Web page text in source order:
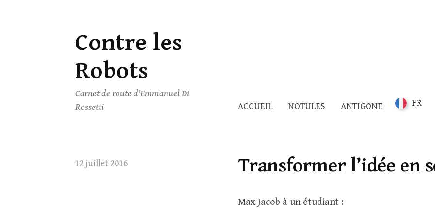
Skip
to
content
Contre les
Robots
Carnet de route d'Emmanuel Di
Rossetti
ACCUEIL NOTULES ANTIGONE FR
12 juillet 2016 Transformer l’idée en
Max Jacob à un étudiant :